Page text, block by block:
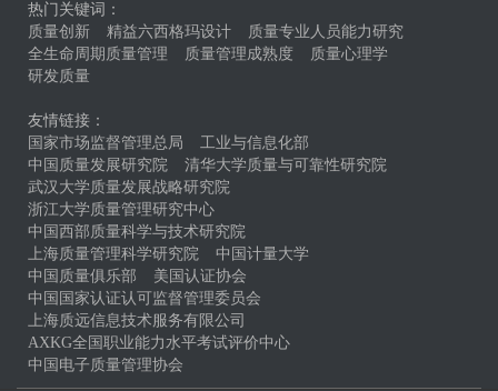
热门关键词：
质量创新
精益六西格玛设计
质量专业人员能力研究
全生命周期质量管理
质量管理成熟度
质量心理学
研发质量
友情链接：
国家市场监督管理总局
工业与信息化部
中国质量发展研究院
清华大学质量与可靠性研究院
武汉大学质量发展战略研究院
浙江大学质量管理研究中心
中国西部质量科学与技术研究院
上海质量管理科学研究院
中国计量大学
中国质量俱乐部
美国认证协会
中国国家认证认可监督管理委员会
上海质远信息技术服务有限公司
AXKG全国职业能力水平考试评价中心
中国电子质量管理协会